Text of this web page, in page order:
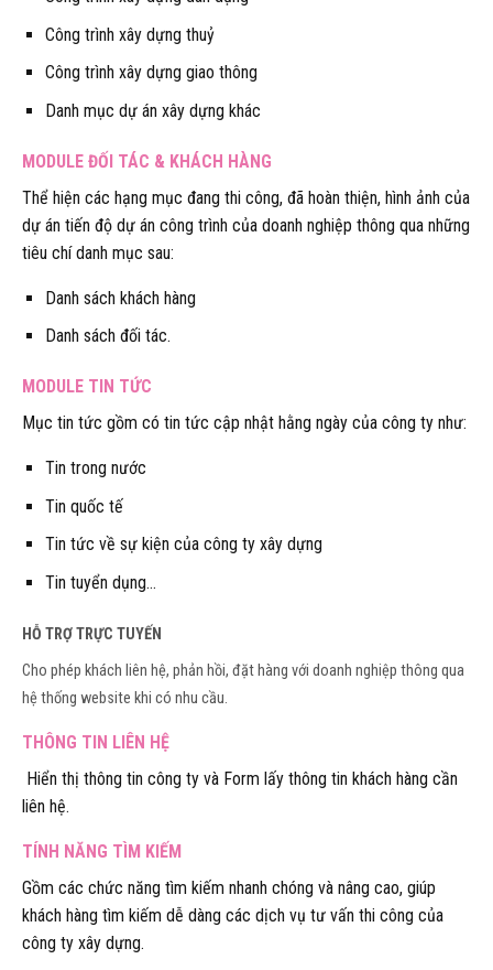
Công trình xây dựng thuỷ
Công trình xây dựng giao thông
Danh mục dự án xây dựng khác
MODULE ĐỐI TÁC & KHÁCH HÀNG
Thể hiện các hạng mục đang thi công, đã hoàn thiện, hình ảnh của
dự án tiến độ dự án công trình của doanh nghiệp thông qua những
tiêu chí danh mục sau:
Danh sách khách hàng
Danh sách đối tác.
MODULE TIN TỨC
Mục tin tức gồm có tin tức cập nhật hằng ngày của công ty như:
Tin trong nước
Tin quốc tế
Tin tức về sự kiện của công ty xây dựng
Tin tuyển dụng…
HỖ TRỢ TRỰC TUYẾN
Cho phép khách liên hệ, phản hồi, đặt hàng với doanh nghiệp thông qua
hệ thống website khi có nhu cầu.
THÔNG TIN LIÊN HỆ
Hiển thị thông tin công ty và Form lấy thông tin khách hàng cần
liên hệ.
TÍNH NĂNG TÌM KIẾM
Gồm các chức năng tìm kiếm nhanh chóng và nâng cao, giúp
khách hàng tìm kiếm dễ dàng các dịch vụ tư vấn thi công của
công ty xây dựng.